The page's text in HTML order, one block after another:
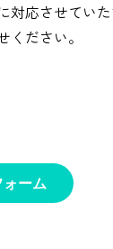
対応させてい
ください。
ォーム